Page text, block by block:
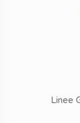
Linee